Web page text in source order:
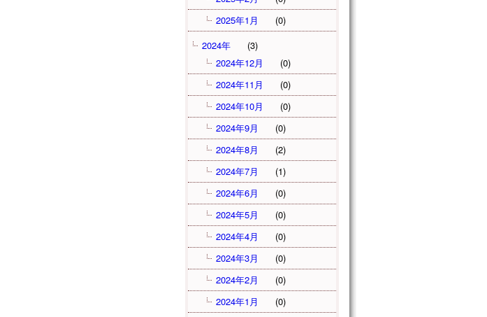
2025年1月
(0)
2024年
(3)
2024年12月
(0)
2024年11月
(0)
2024年10月
(0)
2024年9月
(0)
2024年8月
(2)
2024年7月
(1)
2024年6月
(0)
2024年5月
(0)
2024年4月
(0)
2024年3月
(0)
2024年2月
(0)
2024年1月
(0)